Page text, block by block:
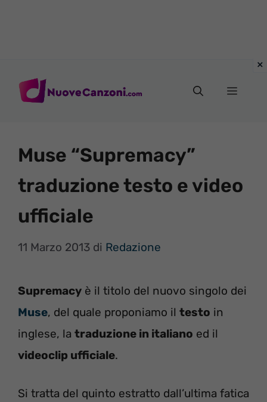
Menu
Muse “Supremacy”
traduzione testo e video
ufficiale
11 Marzo 2013 di Redazione
Supremacy è il titolo del nuovo singolo dei
Muse, del quale proponiamo il testo in
inglese, la traduzione in italiano ed il
videoclip ufficiale.
Si tratta del quinto estratto dall’ultima fatica